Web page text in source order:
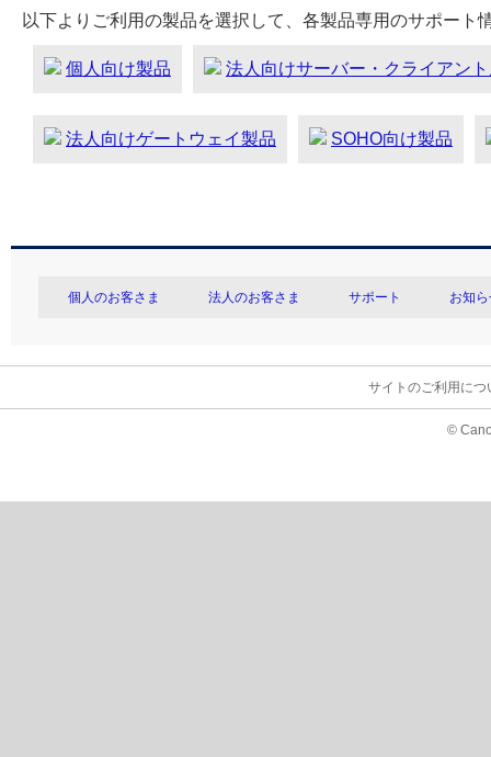
以下よりご利用の製品を選択して、各製品専用のサポート
個人向け製品 法人向けサーバー・クライアン
法人向けゲートウェイ製品 SOHO向け製品
個人のお客さま 法人のお客さま サポート お知
サイトのご利用につ
©